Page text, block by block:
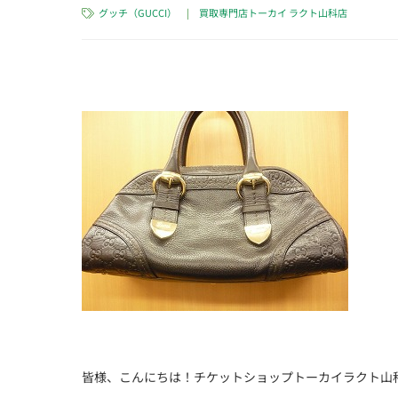
グッチ（GUCCI） | 買取専門店トーカイ ラクト山科店
皆様、こんにちは！チケットショップトーカイラクト